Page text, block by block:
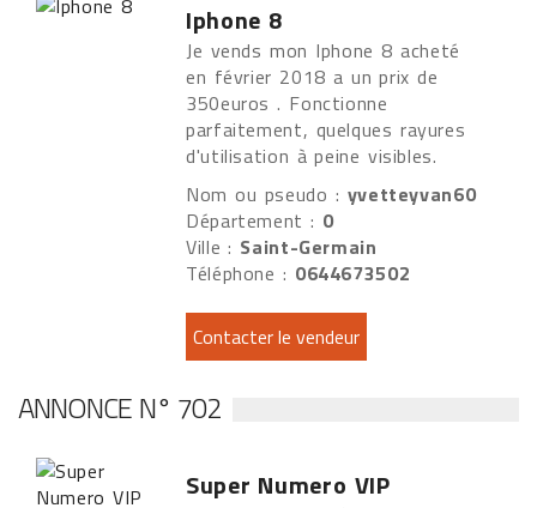
Iphone 8
Je vends mon Iphone 8 acheté
en février 2018 a un prix de
350euros . Fonctionne
parfaitement, quelques rayures
d'utilisation à peine visibles.
Nom ou pseudo : yvetteyvan60
Département : 0
Ville : Saint-Germain
Téléphone : 0644673502
ANNONCE N° 702
Super Numero VIP